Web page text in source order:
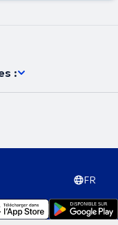
:
FR